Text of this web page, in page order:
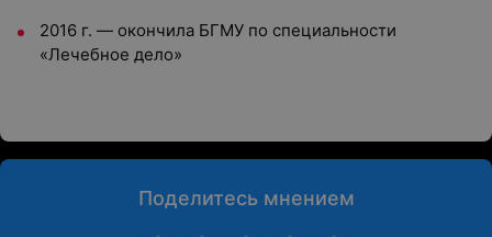
2016 г. — окончила БГМУ по специальности
«Лечебное дело»
Поделитесь мнением